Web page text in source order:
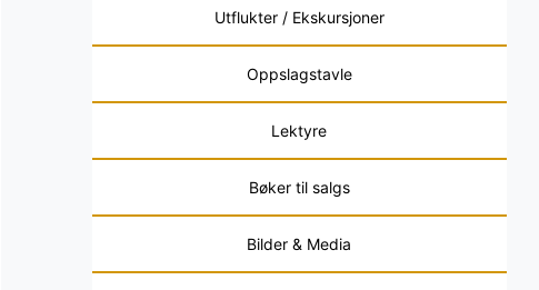
Utflukter / Ekskursjoner
Oppslagstavle
Lektyre
Bøker til salgs
Bilder & Media